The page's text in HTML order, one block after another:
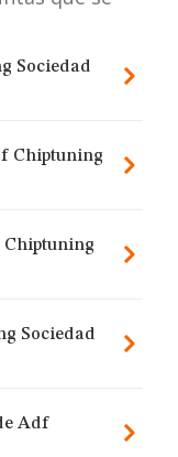
Sociedad
Chiptuning
Chiptuning
Sociedad
Adf